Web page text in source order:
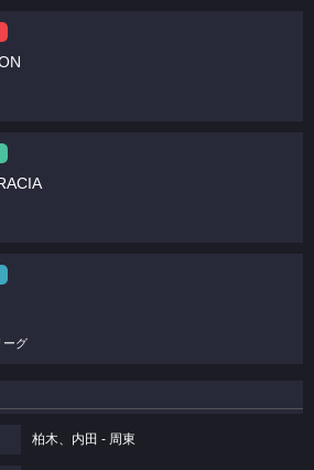
ーグ
柏木、内田 - 周東